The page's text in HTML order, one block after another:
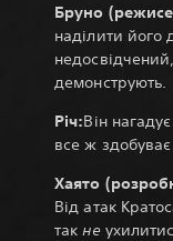
Бруно
наділити його
демонструють.
Річ:Він
все ж
Хаято
Від атак
такне